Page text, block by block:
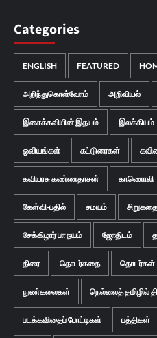
Categories
ENGLISH FEATURED
அறிந்துகொள்வோம் அறிவியல்
இசைக்கவியின் இதயம் இலக்கியம்
ஓவியங்கள் கட்டுரைகள்
கவியரசு கண்ணதாசன் காணொலி
கேள்வி-பதில் சமயம்
சேக்கிழார் பா நயம் ஜோதிடம்
திரை தொடர்கதை தொடர்கள்
நுண்கலைகள் நெல்லைத் தமிழில்
படக்கவிதைப் போட்டிகள் பத்திகள்